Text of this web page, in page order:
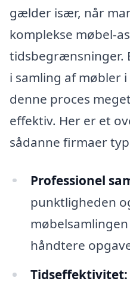
gælder især, når
komplekse møbel-
tidsbegrænsninger.
i samling af møbler
denne proces
effektiv. Her er et
sådanne firmaer
Professionel
punktligheden
håndtere
Tidseffektivitet: